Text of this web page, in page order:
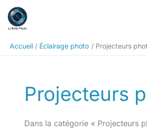
contenu
Accueil
Éclairage photo Projecteurs
Projecteurs
Dans la catégorie « Projecteurs
Rechercher